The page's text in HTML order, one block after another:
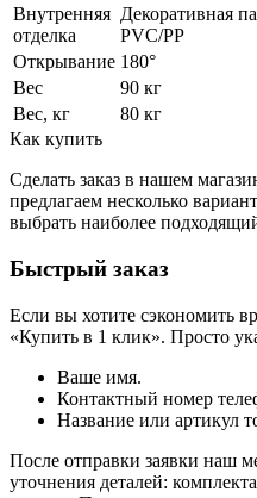
Внутренняя
отделка
Декоративная
PVC/PP
Открывание 180°
Вес
90 кг
Вес, кг
80 кг
Как купить
Сделать заказ в нашем
предлагаем несколько
выбрать наиболее
Быстрый заказ
Если вы хотите сэкономить
«Купить в 1 клик». Просто
Ваше имя.
Контактный номер
Название или артикул
После отправки заявки наш
уточнения деталей: